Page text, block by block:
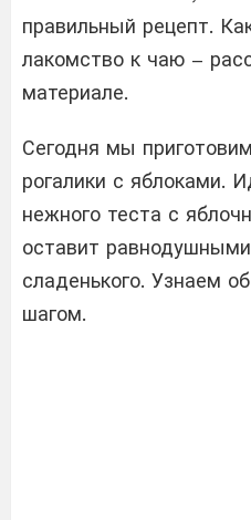
правильный рецепт.
лакомство к чаю –
материале.
Сегодня мы
рогалики с яблоками.
нежного теста с
оставит
сладенького. Узнаем
шагом.